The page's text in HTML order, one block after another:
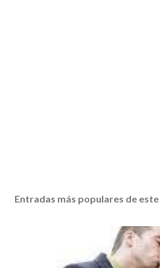
Entradas más populares de